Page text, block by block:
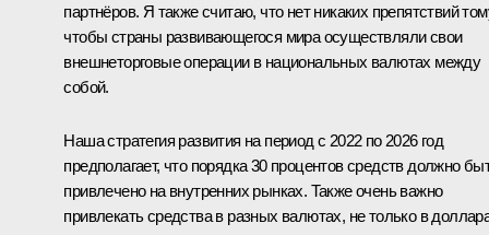
партнёров. Я также считаю, что нет никаких препятствий
чтобы страны развивающегося мира осуществляли свои
внешнеторговые операции в национальных валютах между
собой.
Наша стратегия развития на период с 2022 по 2026 год
предполагает, что порядка 30 процентов средств должно
привлечено на внутренних рынках. Также очень важно
привлекать средства в разных валютах, не только в